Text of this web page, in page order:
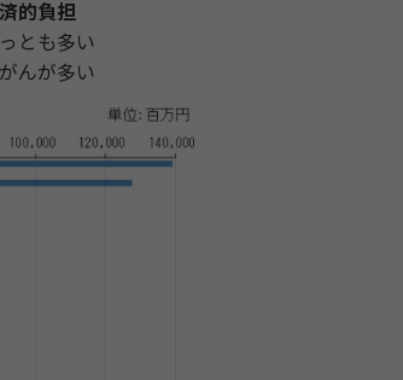
的負担
とも多い
んが多い